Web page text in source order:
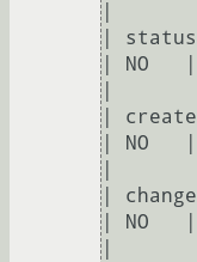
|
| NO
|
| NO
|
| NO